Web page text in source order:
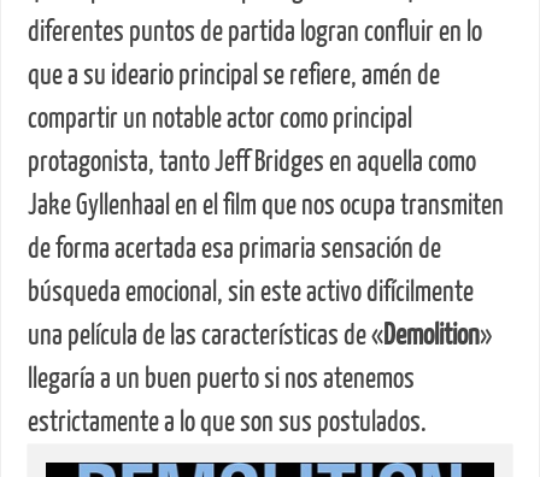
diferentes puntos de partida logran confluir en lo
que a su ideario principal se refiere, amén de
compartir un notable actor como principal
protagonista, tanto Jeff Bridges en aquella como
Jake Gyllenhaal en el film que nos ocupa transmiten
de forma acertada esa primaria sensación de
búsqueda emocional, sin este activo difícilmente
una película de las características de «Demolition»
llegaría a un buen puerto si nos atenemos
estrictamente a lo que son sus postulados.